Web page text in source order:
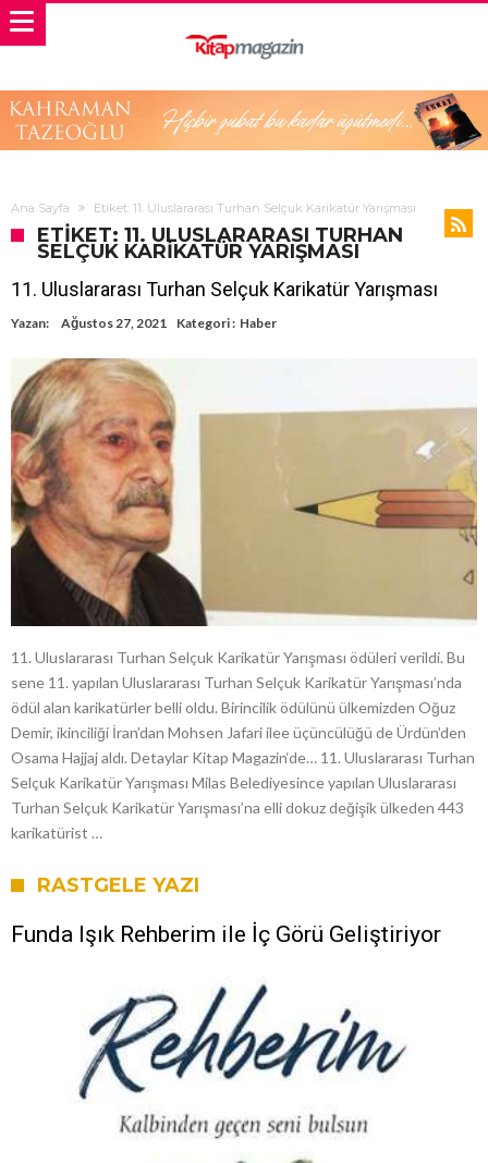
Ana Sayfa Etiket: 11. Uluslararası Turhan Selçuk Karikatür Yarışması
ETIKET: 11. ULUSLARARASI TURHAN
SELÇUK KARIKATÜR YARIŞMASI
11. Uluslararası Turhan Selçuk Karikatür Yarışması
Yazan: Ağustos 27, 2021 Kategori : Haber
11. Uluslararası Turhan Selçuk Karikatür Yarışması ödüleri verildi. Bu
sene 11. yapılan Uluslararası Turhan Selçuk Karikatür Yarışması’nda
ödül alan karikatürler belli oldu. Birincilik ödülünü ülkemizden Oğuz
Demir, ikinciliği İran’dan Mohsen Jafari ilee üçüncülüğü de Ürdün’den
Osama Hajjaj aldı. Detaylar Kitap Magazin‘de… 11. Uluslararası Turhan
Selçuk Karikatür Yarışması Milas Belediyesince yapılan Uluslararası
Turhan Selçuk Karikatür Yarışması’na elli dokuz değişik ülkeden 443
karikatürist …
RASTGELE YAZI
Funda Işık Rehberim ile İç Görü Geliştiriyor